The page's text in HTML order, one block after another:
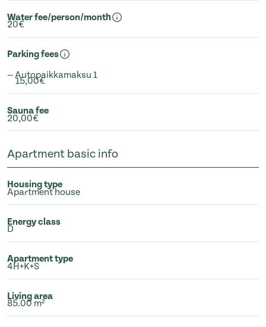
Water fee/person/month
20€
Parking fees
— Autopaikkamaksu 1
15,00€
Sauna fee
20,00€
Apartment basic info
Housing type
Apartment house
Energy class
D
Apartment type
4H+K+S
Living area
85.00 m²